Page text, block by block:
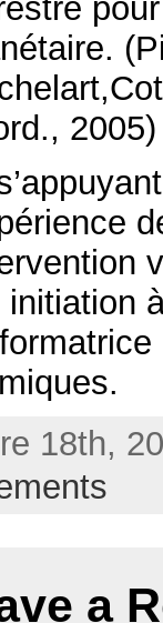
2005)
initiation
18th,
a